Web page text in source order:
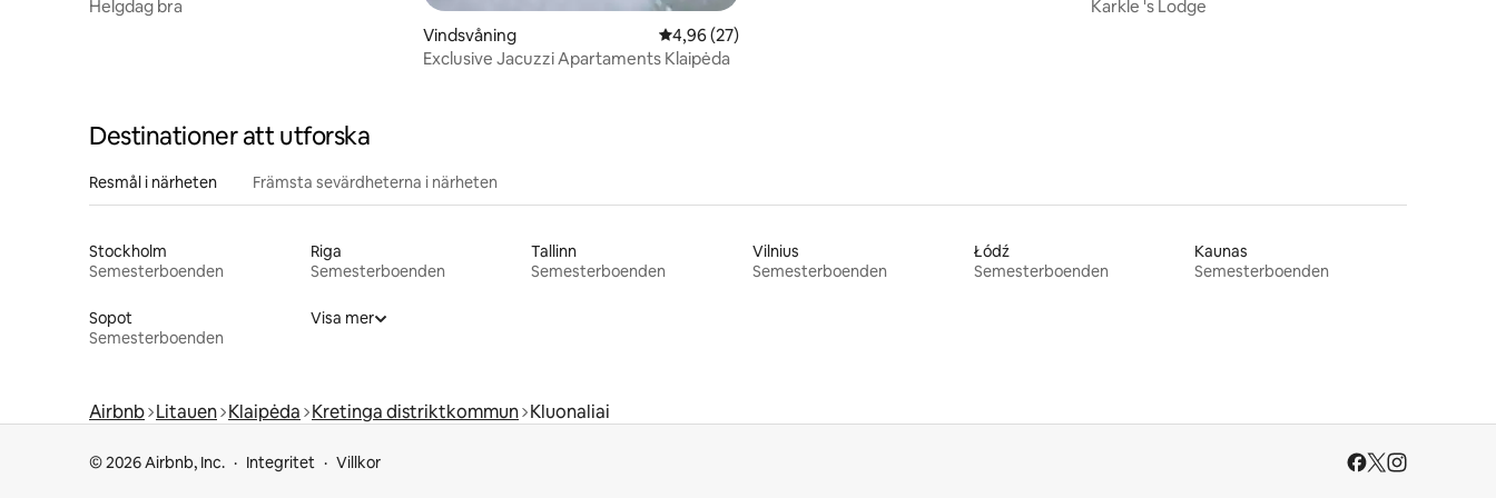
Helgdag bra
Vindsvåning 4,96 av 5 i genomsnittligt betyg, 27 omdömen
4,96 (27)
Exclusive Jacuzzi Apartaments Klaipėda
Karkle 's Lodge
Destinationer att utforska
Resmål i närheten Främsta sevärdheterna i närheten
Stockholm
Semesterboenden
Riga
Semesterboenden
Tallinn
Semesterboenden
Vilnius
Semesterboenden
Łódź
Semesterboenden
Kaunas
Semesterboenden
Sopot
Semesterboenden
Visa mer
Airbnb Litauen Klaipėda Kretinga distriktkommun Kluonaliai
© 2026 Airbnb, Inc. Integritet Villkor